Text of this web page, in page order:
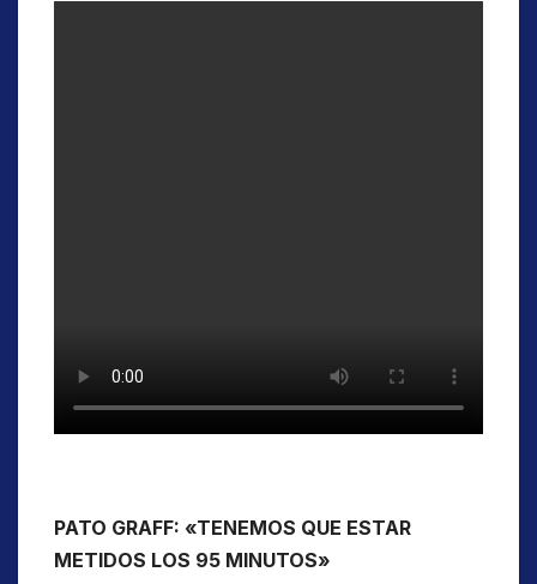
PATO GRAFF: «TENEMOS QUE ESTAR
METIDOS LOS 95 MINUTOS»